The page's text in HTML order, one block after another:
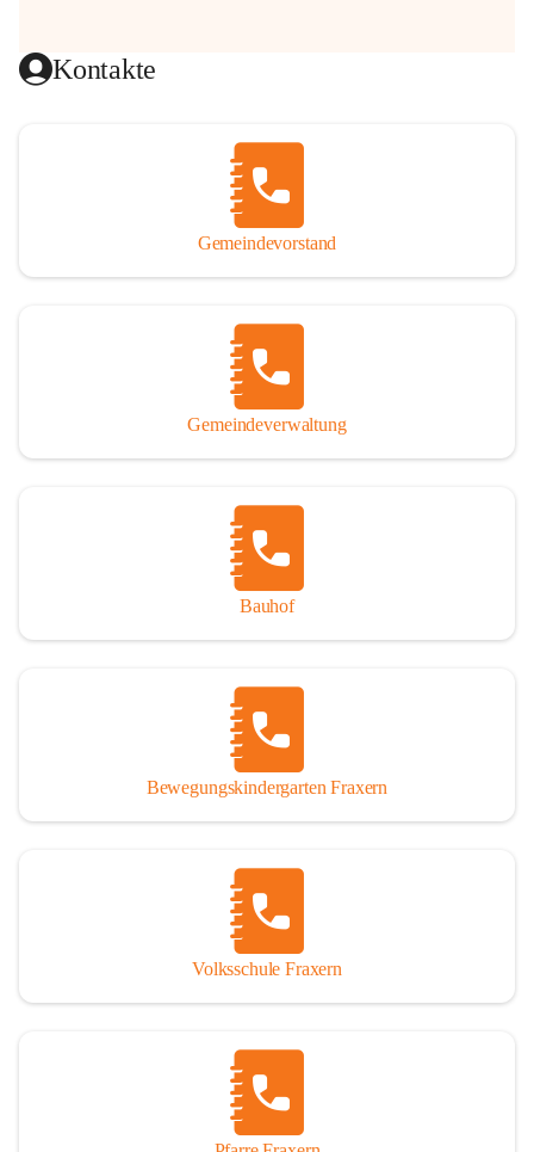
Kontakte
Gemeindevorstand
Gemeindeverwaltung
Bauhof
Bewegungskindergarten Fraxern
Volksschule Fraxern